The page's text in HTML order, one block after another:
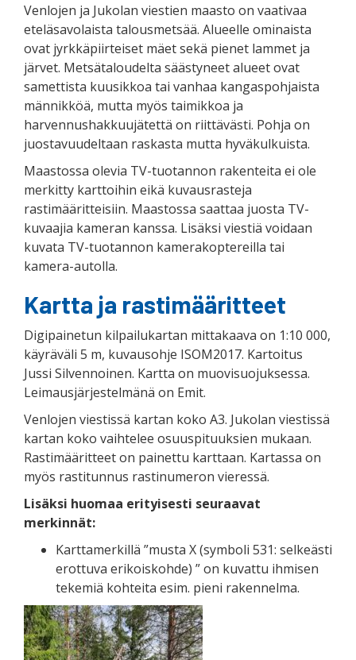
Venlojen ja Jukolan viestien maasto on vaativaa
eteläsavolaista talousmetsää. Alueelle ominaista
ovat jyrkkäpiirteiset mäet sekä pienet lammet ja
järvet. Metsätaloudelta säästyneet alueet ovat
samettista kuusikkoa tai vanhaa kangaspohjaista
männikköä, mutta myös taimikkoa ja
harvennushakkuujätettä on riittävästi. Pohja on
juostavuudeltaan raskasta mutta hyväkulkuista.
Maastossa olevia TV-tuotannon rakenteita ei ole
merkitty karttoihin eikä kuvausrasteja
rastimääritteisiin. Maastossa saattaa juosta TV-
kuvaajia kameran kanssa. Lisäksi viestiä voidaan
kuvata TV-tuotannon kamerakoptereilla tai
kamera-autolla.
Kartta ja rastimääritteet
Digipainetun kilpailukartan mittakaava on 1:10 000,
käyräväli 5 m, kuvausohje ISOM2017. Kartoitus
Jussi Silvennoinen. Kartta on muovisuojuksessa.
Leimausjärjestelmänä on Emit.
Venlojen viestissä kartan koko A3. Jukolan viestissä
kartan koko vaihtelee osuuspituuksien mukaan.
Rastimääritteet on painettu karttaan. Kartassa on
myös rastitunnus rastinumeron vieressä.
Lisäksi huomaa erityisesti seuraavat
merkinnät:
Karttamerkillä ”musta X (symboli 531: selkeästi
erottuva erikoiskohde) ” on kuvattu ihmisen
tekemiä kohteita esim. pieni rakennelma.